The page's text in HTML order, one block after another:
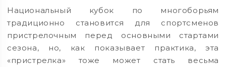
Национальный кубок по многоборьям
традиционно становится для спортсменов
пристрелочным перед основными стартами
сезона, но, как показывает практика, эта
«пристрелка» тоже может стать весьма